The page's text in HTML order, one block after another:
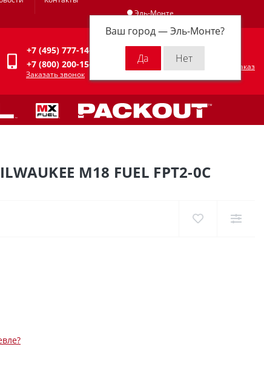
Эль-Монте
Ваш город —Эль-Монте?
Личный кабинет
+7 (495) 777-14-94
+7 (800) 200-15-94
Заказать звонок
Оформить заказ
M18 FUEL FPT2-0C